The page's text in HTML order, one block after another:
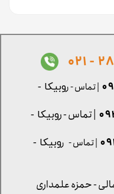
| تماس - روبیکا -
- حمزه علمداری
| تماس - روبیکا -
| تماس - روبیکا -